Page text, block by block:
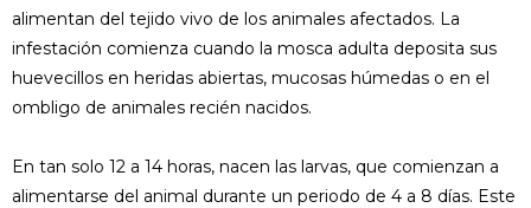
alimentan del tejido vivo de los animales afectados. La
infestación comienza cuando la mosca adulta deposita sus
huevecillos en heridas abiertas, mucosas húmedas o en el
ombligo de animales recién nacidos.
En tan solo 12 a 14 horas, nacen las larvas, que comienzan a
alimentarse del animal durante un periodo de 4 a 8 días. Este